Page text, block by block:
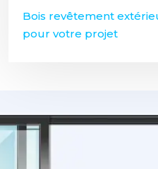
Bois revêtement
pour votre projet